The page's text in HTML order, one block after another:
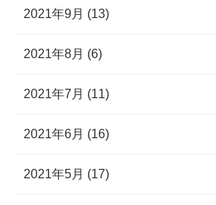
2021年9月 (13)
2021年8月 (6)
2021年7月 (11)
2021年6月 (16)
2021年5月 (17)